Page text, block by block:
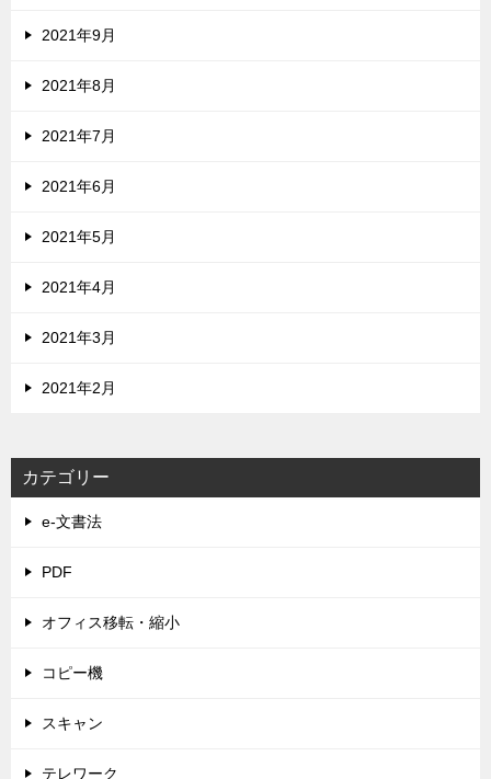
2021年9月
2021年8月
2021年7月
2021年6月
2021年5月
2021年4月
2021年3月
2021年2月
カテゴリー
e-文書法
PDF
オフィス移転・縮小
コピー機
スキャン
テレワーク